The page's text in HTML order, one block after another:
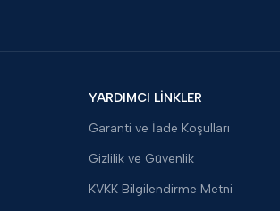
YARDIMCI LİNKLER
Garanti ve İade Koşulları
Gizlilik ve Güvenlik
KVKK Bilgilendirme Metni